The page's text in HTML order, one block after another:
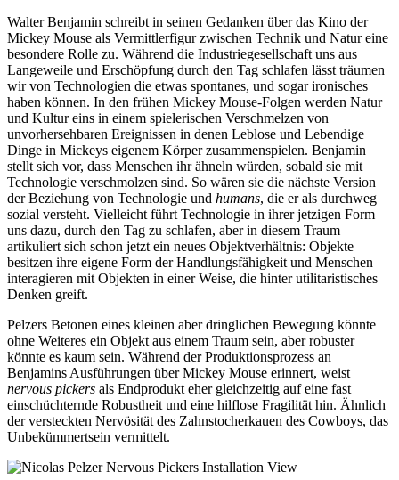
Walter Benjamin schreibt in seinen Gedanken über das Kino der
Mickey Mouse als Vermittlerfigur zwischen Technik und Natur eine
besondere Rolle zu. Während die Industriegesellschaft uns aus
Langeweile und Erschöpfung durch den Tag schlafen lässt träumen
wir von Technologien die etwas spontanes, und sogar ironisches
haben können. In den frühen Mickey Mouse-Folgen werden Natur
und Kultur eins in einem spielerischen Verschmelzen von
unvorhersehbaren Ereignissen in denen Leblose und Lebendige
Dinge in Mickeys eigenem Körper zusammenspielen. Benjamin
stellt sich vor, dass Menschen ihr ähneln würden, sobald sie mit
Technologie verschmolzen sind. So wären sie die nächste Version
der Beziehung von Technologie und humans, die er als durchweg
sozial versteht. Vielleicht führt Technologie in ihrer jetzigen Form
uns dazu, durch den Tag zu schlafen, aber in diesem Traum
artikuliert sich schon jetzt ein neues Objektverhältnis: Objekte
besitzen ihre eigene Form der Handlungsfähigkeit und Menschen
interagieren mit Objekten in einer Weise, die hinter utilitaristisches
Denken greift.
Pelzers Betonen eines kleinen aber dringlichen Bewegung könnte
ohne Weiteres ein Objekt aus einem Traum sein, aber robuster
könnte es kaum sein. Während der Produktionsprozess an
Benjamins Ausführungen über Mickey Mouse erinnert, weist
nervous pickers als Endprodukt eher gleichzeitig auf eine fast
einschüchternde Robustheit und eine hilflose Fragilität hin. Ähnlich
der versteckten Nervösität des Zahnstocherkauen des Cowboys, das
Unbekümmertsein vermittelt.